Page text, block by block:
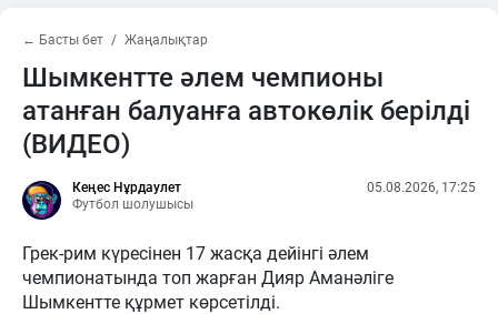
← Басты бет Жаңалықтар
Шымкентте әлем чемпионы
атанған балуанға автокөлік берілді
(ВИДЕО)
Кеңес Нұрдаулет
Футбол шолушысы
05.08.2026, 17:25
Грек-рим күресінен 17 жасқа дейінгі әлем
чемпионатында топ жарған Дияр Аманәліге
Шымкентте құрмет көрсетілді.